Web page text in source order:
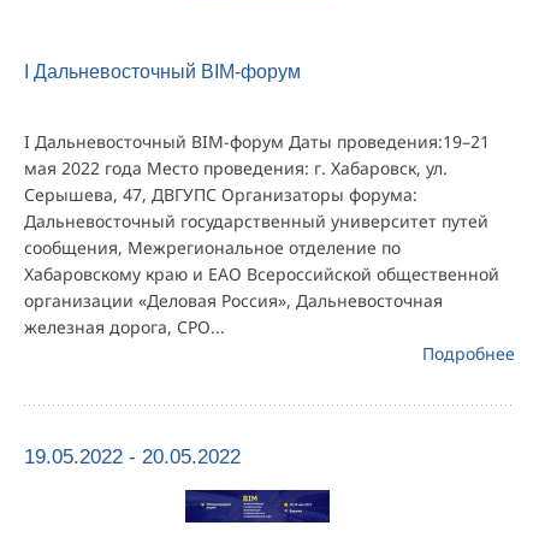
I Дальневосточный BIM-форум
I Дальневосточный BIM-форум Даты проведения:19–21
мая 2022 года Место проведения: г. Хабаровск, ул.
Серышева, 47, ДВГУПС Организаторы форума:
Дальневосточный государственный университет путей
сообщения, Межрегиональное отделение по
Хабаровскому краю и ЕАО Всероссийской общественной
организации «Деловая Россия», Дальневосточная
железная дорога, СРО...
Подробнее
19.05.2022 - 20.05.2022